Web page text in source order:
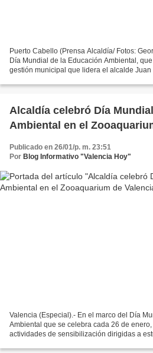
Puerto Cabello (Prensa Alcaldía/ Fotos:
Día Mundial de la Educación Ambiental,
gestión municipal que lidera el alcalde Juan
Alcaldía celebró Día
Ambiental en el
Publicado en 26/01/p. m. 23:51
Por Blog Informativo "Valencia Hoy"
Valencia (Especial).- En el marco del Día
Ambiental que se celebra cada 26 de
actividades de sensibilización dirigidas a